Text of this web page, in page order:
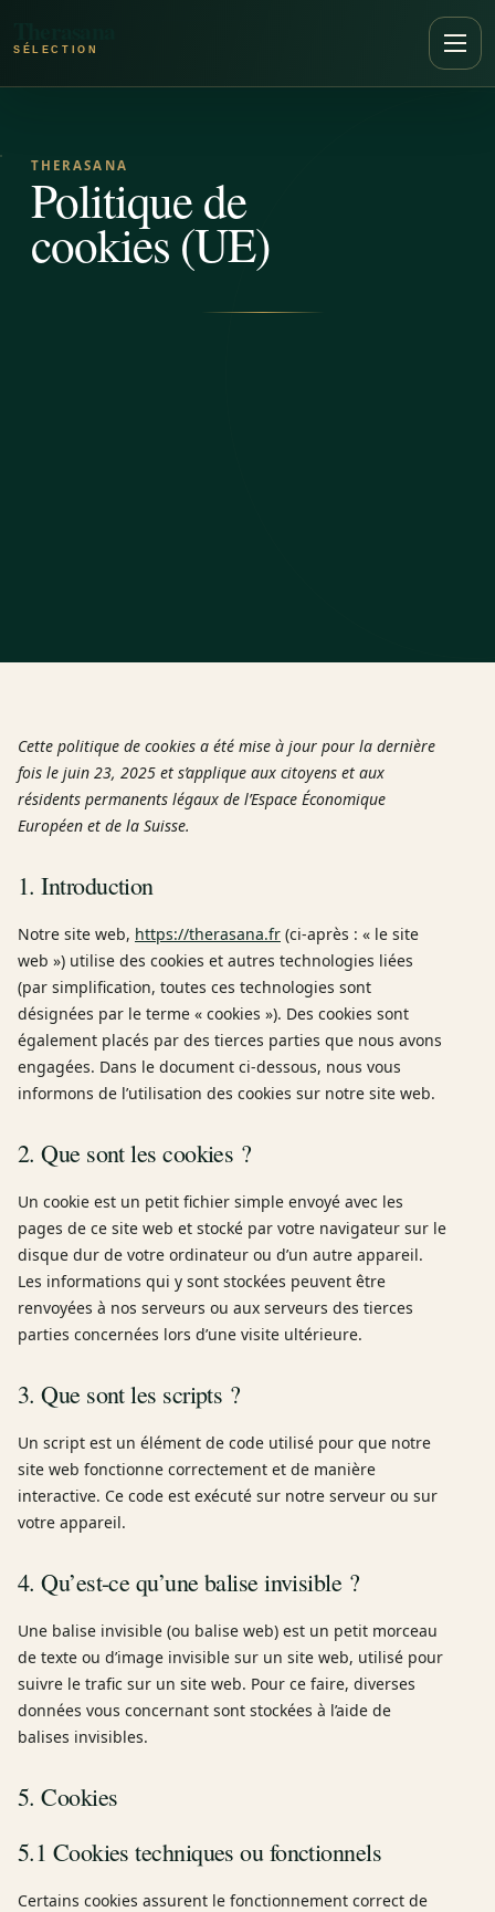
THERASANA
Politique de
cookies (UE)
Cette politique de cookies a été mise à jour pour la dernière
fois le juin 23, 2025 et s’applique aux citoyens et aux
résidents permanents légaux de l’Espace Économique
Européen et de la Suisse.
1. Introduction
Notre site web, https://therasana.fr (ci-après : « le site
web ») utilise des cookies et autres technologies liées
(par simplification, toutes ces technologies sont
désignées par le terme « cookies »). Des cookies sont
également placés par des tierces parties que nous avons
engagées. Dans le document ci-dessous, nous vous
informons de l’utilisation des cookies sur notre site web.
2. Que sont les cookies ?
Un cookie est un petit fichier simple envoyé avec les
pages de ce site web et stocké par votre navigateur sur le
disque dur de votre ordinateur ou d’un autre appareil.
Les informations qui y sont stockées peuvent être
renvoyées à nos serveurs ou aux serveurs des tierces
parties concernées lors d’une visite ultérieure.
3. Que sont les scripts ?
Un script est un élément de code utilisé pour que notre
site web fonctionne correctement et de manière
interactive. Ce code est exécuté sur notre serveur ou sur
votre appareil.
4. Qu’est-ce qu’une balise invisible ?
Une balise invisible (ou balise web) est un petit morceau
de texte ou d’image invisible sur un site web, utilisé pour
suivre le trafic sur un site web. Pour ce faire, diverses
données vous concernant sont stockées à l’aide de
balises invisibles.
5. Cookies
5.1 Cookies techniques ou fonctionnels
Certains cookies assurent le fonctionnement correct de